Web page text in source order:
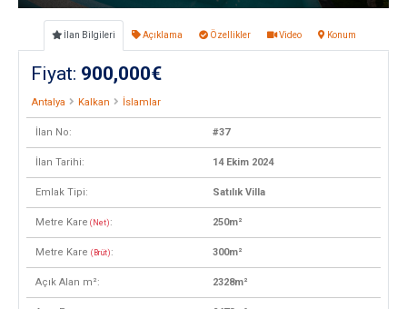
İlan Bilgileri Açıklama Özellikler Video Konum
Fiyat: 900,000€
Antalya Kalkan İslamlar
İlan No: #37
İlan Tarihi: 14 Ekim 2024
Emlak Tipi: Satılık Villa
Metre Kare (Net) : 250m²
Metre Kare (Brüt) : 300m²
Açık Alan m²: 2328m²